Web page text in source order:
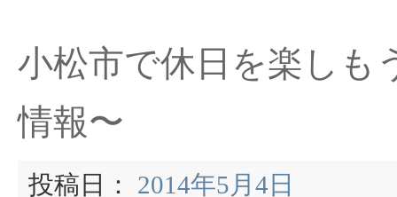
小松市で休日を楽しも
情報〜
投稿日： 2014年5月4日